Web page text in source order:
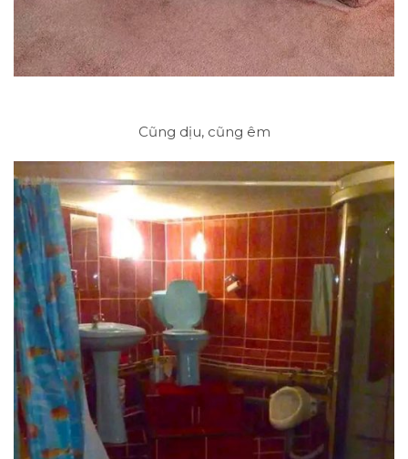
Cũng dịu, cũng êm